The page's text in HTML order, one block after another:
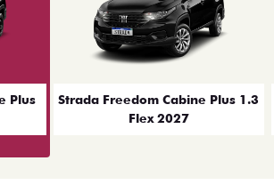
Plus
Strada Freedom Cabine Plus 1.3
Flex 2027